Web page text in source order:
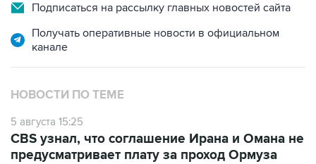
Подписаться на рассылку главных новостей сайта
Получать оперативные новости в официальном
канале
НОВОСТИ ПО ТЕМЕ
5 августа 15:25
CBS узнал, что соглашение Ирана и Омана не
предусматривает плату за проход Ормуза